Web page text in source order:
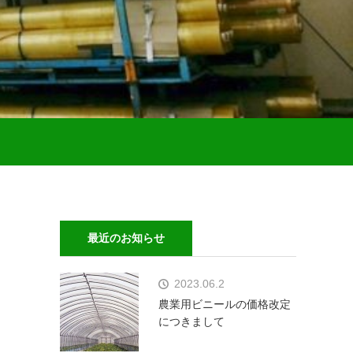
最近のお知らせ
2023.06.2
農業用ビニールの価格改定
につきまして